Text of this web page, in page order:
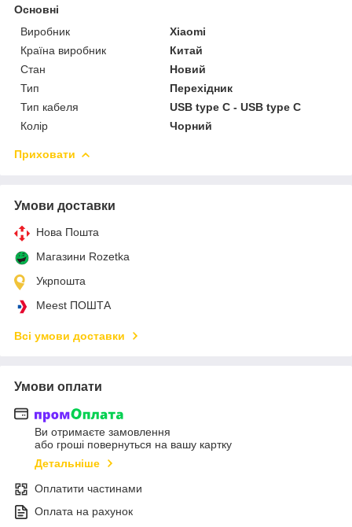
Основні
Виробник
Xiaomi
Країна виробник
Китай
Стан
Новий
Тип
Перехідник
Тип кабеля
USB type C - USB type C
Колір
Чорний
Приховати
Умови доставки
Нова Пошта
Магазини Rozetka
Укрпошта
Meest ПОШТА
Всі умови доставки
Умови оплати
Ви отримаєте замовлення
або гроші повернуться на вашу картку
Детальніше
Оплатити частинами
Оплата на рахунок